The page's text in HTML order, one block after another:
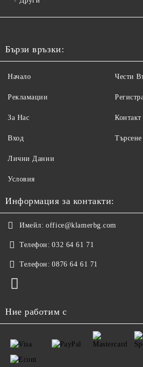
Бързи връзки:
Начало
Рекламации
За Нас
Вход
Чести
Контакт
Търсене
Лични Данни
Условия
Информация за контакти:
Имейл: office@klamerbg.com
Телефон: 032 64 61 71
Телефон: 0876 64 61 71
Ние работим с